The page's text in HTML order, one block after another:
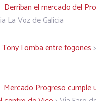
Derriban el mercado del
La Voz de Galicia
Tony Lomba entre fogones
Mercado Progreso cumple